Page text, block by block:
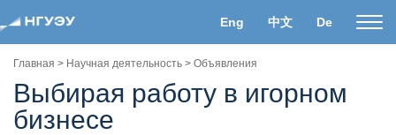
Eng 中文 De
Главная > Научная деятельность > Объявления
Выбирая работу в игорном
бизнесе